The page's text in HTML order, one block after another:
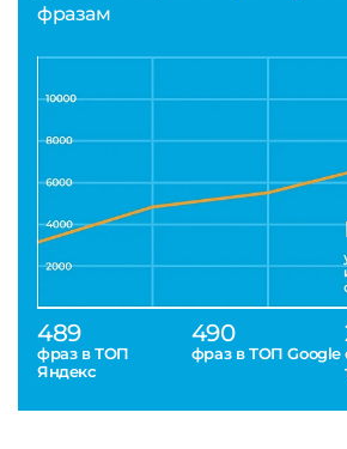
фразам
489
фраз в ТОП
Яндекс
490
фраз в ТОП Google